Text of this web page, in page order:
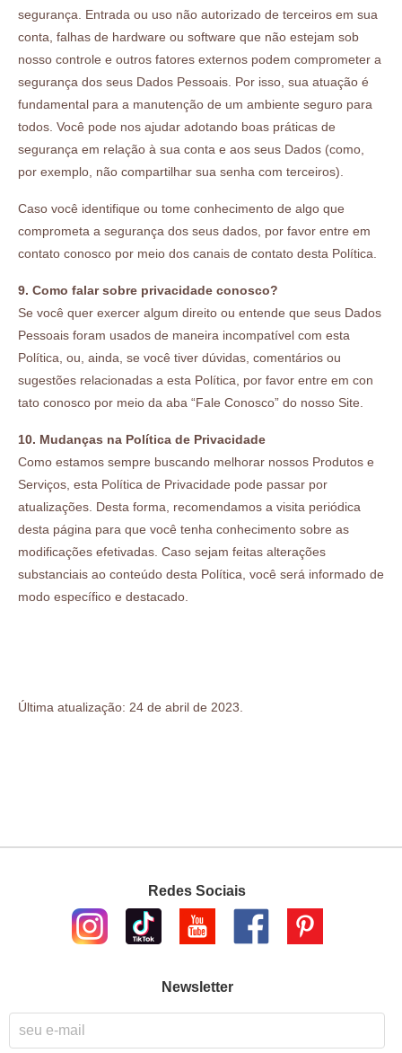
segurança. Entrada ou uso não autorizado de terceiros em sua
conta, falhas de hardware ou software que não estejam sob
nosso controle e outros fatores externos podem comprometer a
segurança dos seus Dados Pessoais. Por isso, sua atuação é
fundamental para a manutenção de um ambiente seguro para
todos. Você pode nos ajudar adotando boas práticas de
segurança em relação à sua conta e aos seus Dados (como,
por exemplo, não compartilhar sua senha com terceiros).
Caso você identifique ou tome conhecimento de algo que
comprometa a segurança dos seus dados, por favor entre em
contato conosco por meio dos canais de contato desta Política.
9. Como falar sobre privacidade conosco?
Se você quer exercer algum direito ou entende que seus Dados
Pessoais foram usados de maneira incompatível com esta
Política, ou, ainda, se você tiver dúvidas, comentários ou
sugestões relacionadas a esta Política, por favor entre em con
tato conosco por meio da aba “Fale Conosco” do nosso Site.
10. Mudanças na Política de Privacidade
Como estamos sempre buscando melhorar nossos Produtos e
Serviços, esta Política de Privacidade pode passar por
atualizações. Desta forma, recomendamos a visita periódica
desta página para que você tenha conhecimento sobre as
modificações efetivadas. Caso sejam feitas alterações
substanciais ao conteúdo desta Política, você será informado de
modo específico e destacado.
Última atualização: 24 de abril de 2023.
Redes Sociais
Newsletter